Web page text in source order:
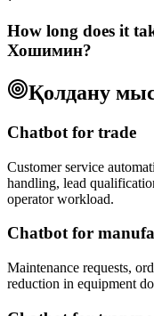
How long does it
Хошимин?
Қолдану
Chatbot for trade
Customer service
handling, lead
operator workload.
Chatbot for
Maintenance requests,
reduction in equipment